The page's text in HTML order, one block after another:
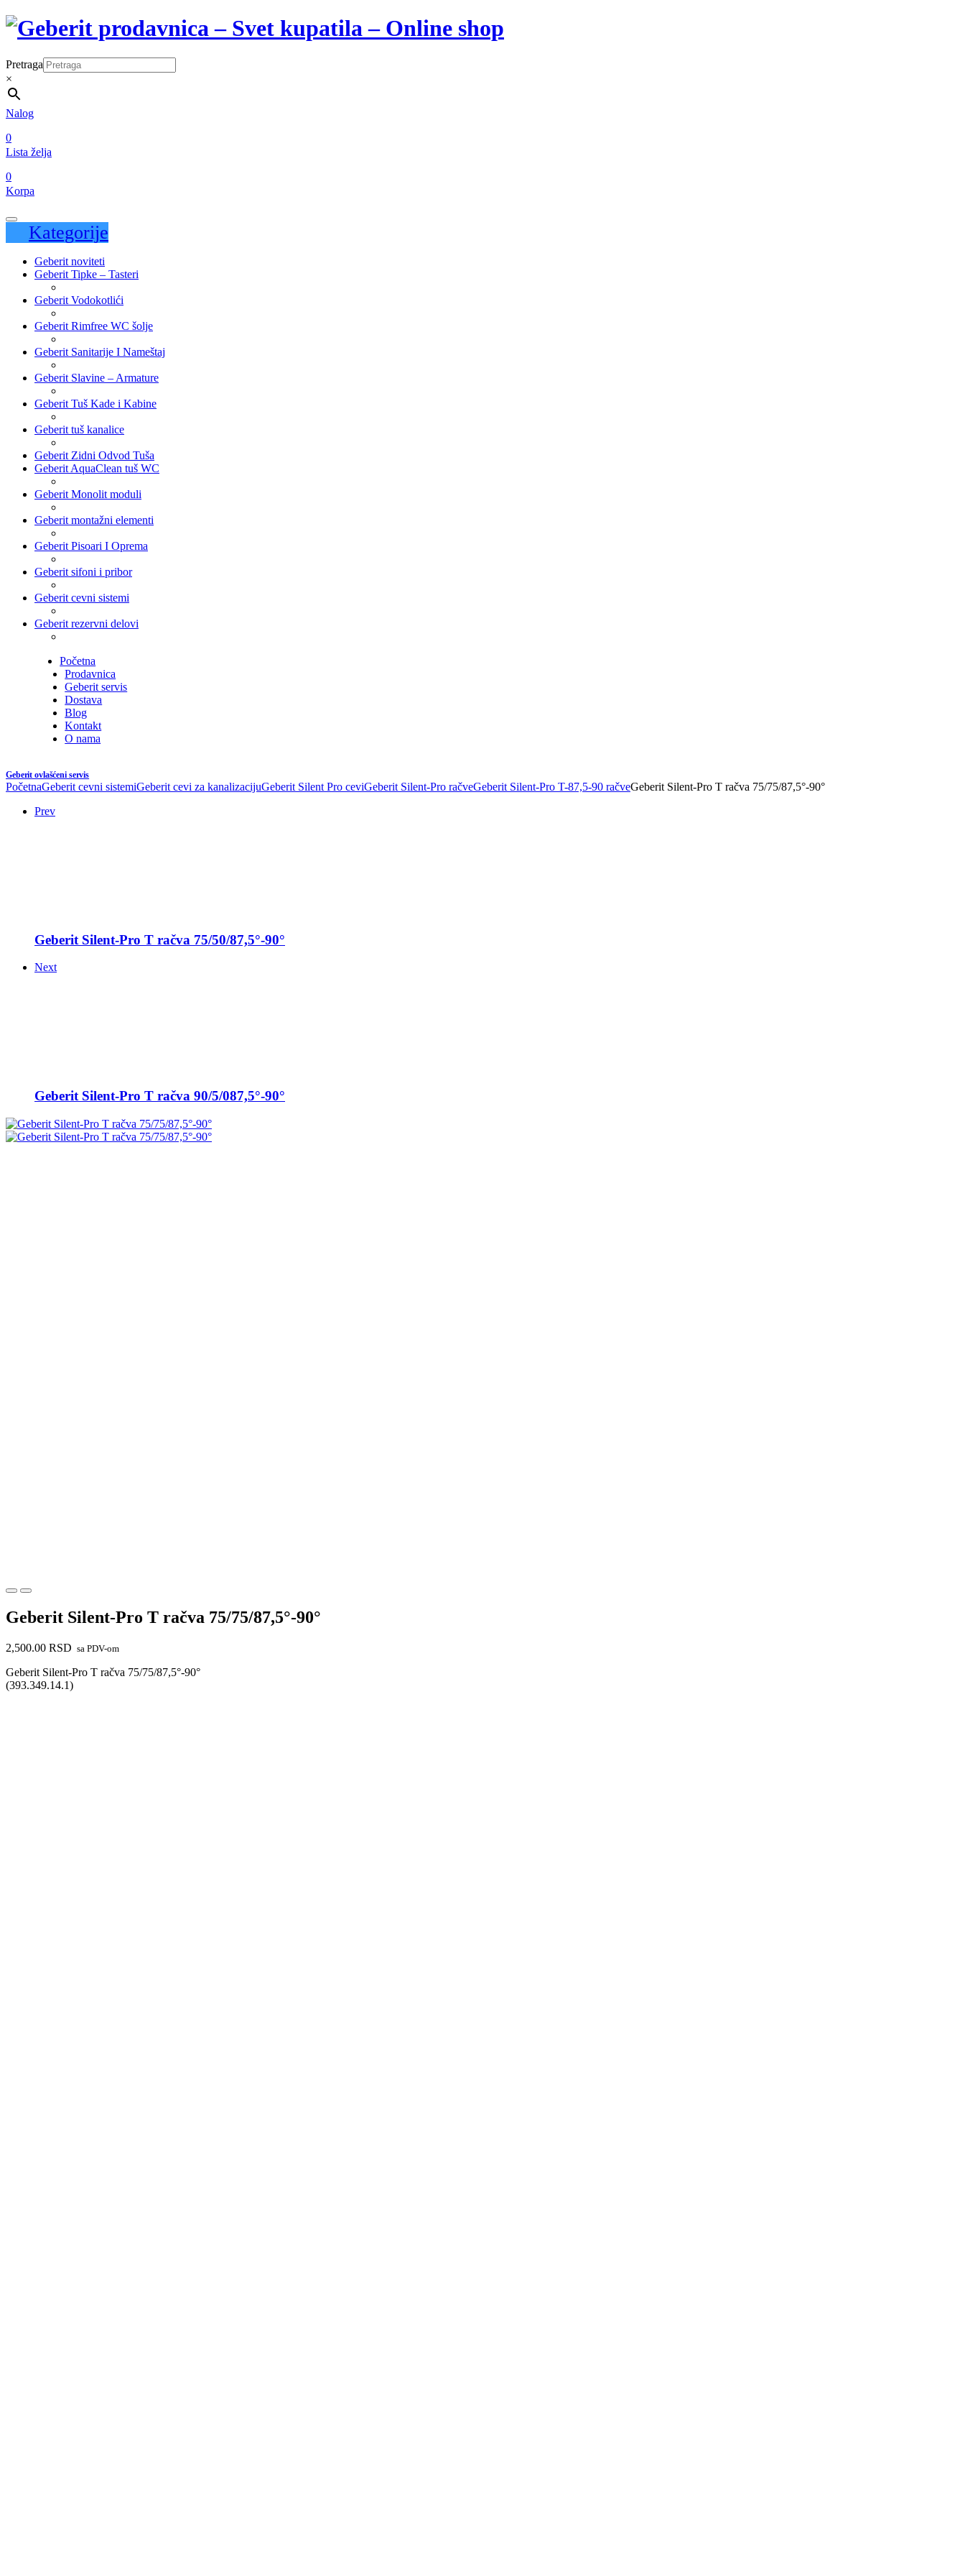
Pretraga
×
Nalog
0
Lista želja
0
Korpa
Kategorije
Geberit noviteti
Geberit Tipke – Tasteri
Geberit Vodokotlići
Geberit Rimfree WC šolje
Geberit Sanitarije I Nameštaj
Geberit Slavine – Armature
Geberit Tuš Kade i Kabine
Geberit tuš kanalice
Geberit Zidni Odvod Tuša
Geberit AquaClean tuš WC
Geberit Monolit moduli
Geberit montažni elementi
Geberit Pisoari I Oprema
Geberit sifoni i pribor
Geberit cevni sistemi
Geberit rezervni delovi
Početna
Prodavnica
Geberit servis
Dostava
Blog
Kontakt
O nama
Geberit ovlašćeni servis
PočetnaGeberit cevni sistemiGeberit cevi za kanalizacijuGeberit Silent Pro ceviGeberit Silent-Pro račveGeberit Silent-Pro T-87,5-90 račveGeberit Silent-Pro T račva 75/75/87,5°-90°
Prev
Geberit Silent-Pro T račva 75/50/87,5°-90°
Next
Geberit Silent-Pro T račva 90/5/087,5°-90°
Geberit Silent-Pro T račva 75/75/87,5°-90°
2,500.00 RSD sa PDV-om
Geberit Silent-Pro T račva 75/75/87,5°-90°
(393.349.14.1)